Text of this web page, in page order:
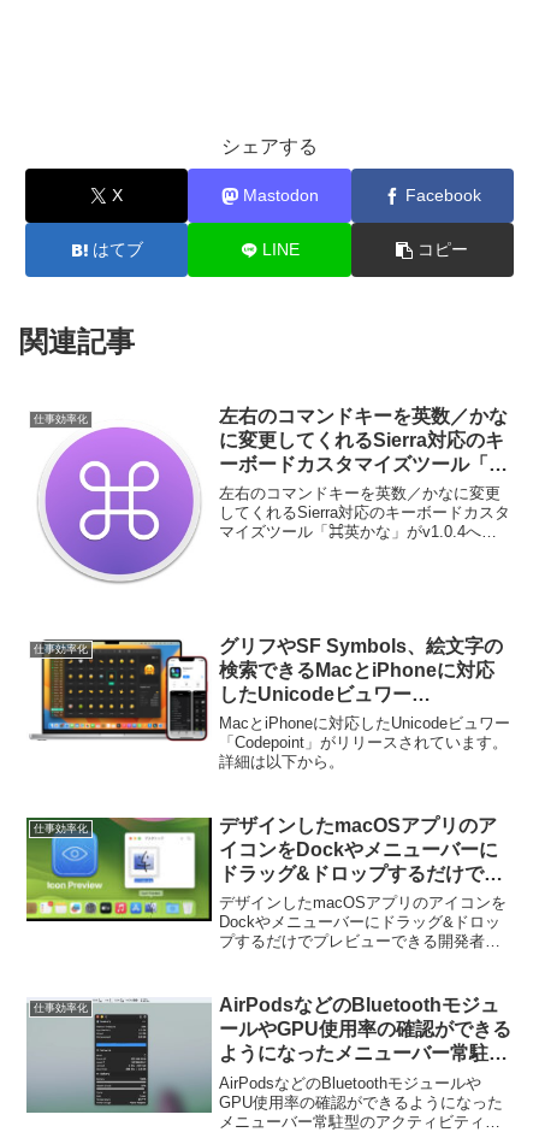
シェアする
X Mastodon Facebook
はてブ LINE コピー
関連記事
仕事効率化
左右のコマンドキーを英数／かな
に変更してくれるSierra対応のキ
ーボードカスタマイズツール「⌘
英かな」がアップデートし、いく
つかの不具合を修正。
左右のコマンドキーを英数／かなに変更
してくれるSierra対応のキーボードカスタ
マイズツール「⌘英かな」がv1.0.4へア
仕事効率化
グリフやSF Symbols、絵文字の
検索できるMacとiPhoneに対応
したUnicodeビュワー
「Codepoint」がリリース。
MacとiPhoneに対応したUnicodeビュワー
「Codepoint」がリリースされています。
詳細は以下から。
仕事効率化
デザインしたmacOSアプリのア
イコンをDockやメニューバーに
ドラッグ&ドロップするだけでプ
レビューできる開発者向けMacア
プリ「Icon Preview」がリリー
ス。
デザインしたmacOSアプリのアイコンを
Dockやメニューバーにドラッグ&ドロッ
プするだけでプレビューできる開発者向
仕事効率化
AirPodsなどのBluetoothモジュ
ールやGPU使用率の確認ができる
ようになったメニューバー常駐型
のアクティビティモニターアプリ
「MenuBar Stats v3」のBeta版
が公開。
AirPodsなどのBluetoothモジュールや
GPU使用率の確認ができるようになった
メニューバー常駐型のアクティビティモ